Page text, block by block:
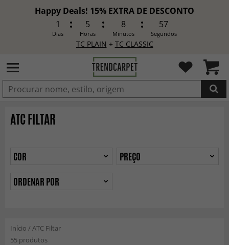
Happy Deals! 15% EXTRA DE DESCONTO
1
Dias
5
Horas
8
Minutos
55
Segundos
TC PLAIN + TC CLASSIC
ATC FILTAR
COR
PREÇO
ORDENAR POR
Início /ATC Filtar
55 produtos